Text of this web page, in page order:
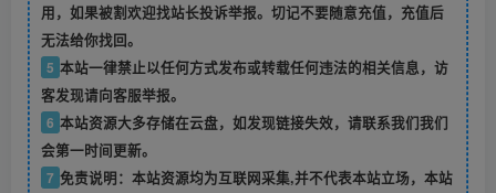
用，如果被割欢迎找站长投诉举报。切记不要随意充值，充值后
无法给你找回。
5 本站一律禁止以任何方式发布或转载任何违法的相关信息，访
客发现请向客服举报。
6 本站资源大多存储在云盘，如发现链接失效，请联系我们我们
会第一时间更新。
7 免责说明：本站资源均为互联网采集,并不代表本站立场，本站